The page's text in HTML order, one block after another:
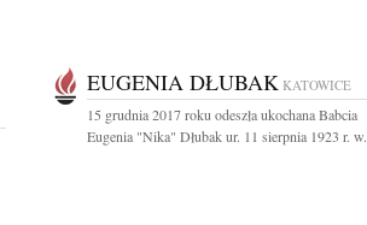
EUGENIA DŁUBAK KATOWICE
15 grudnia 2017 roku odeszła ukochana Babcia
Eugenia "Nika" Dłubak ur. 11 sierpnia 1923 r.